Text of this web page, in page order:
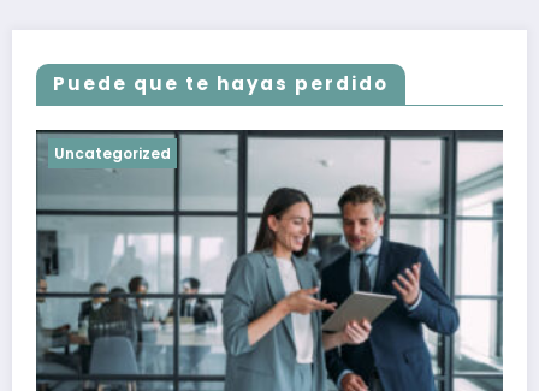
Puede que te hayas perdido
Uncategorized